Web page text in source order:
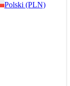
Polski (PLN)